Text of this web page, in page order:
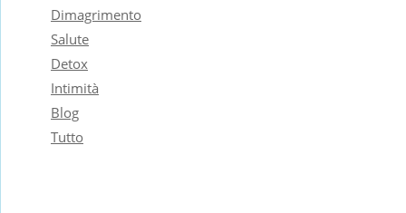
Dimagrimento
Salute
Detox
Intimità
Blog
Tutto